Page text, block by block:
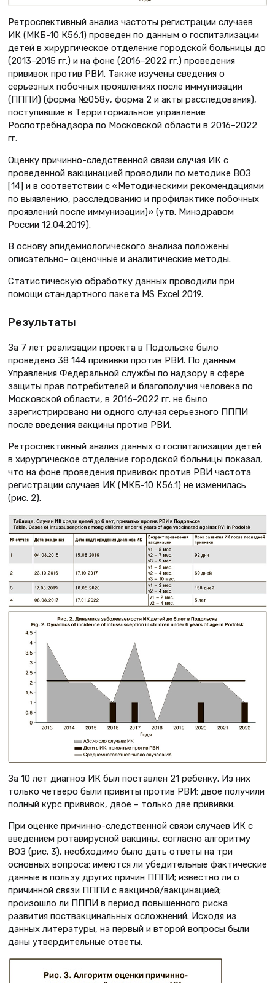
Ретроспективный анализ частоты регистрации случаев
ИК (МКБ-10 К56.1) проведен по данным о госпитализации
детей в хирургическое отделение городской больницы до
(2013–2015 гг.) и на фоне (2016–2022 гг.) проведения
прививок против РВИ. Также изучены сведения о
серьезных побочных проявлениях после иммунизации
(ПППИ) (форма №058у, форма 2 и акты расследования),
поступившие в Территориальное управление
Роспотребнадзора по Московской области в 2016–2022
гг.
Оценку причинно-следственной связи случая ИК с
проведенной вакцинацией проводили по методике ВОЗ
[14] и в соответствии с «Методическими рекомендациями
по выявлению, расследованию и профилактике побочных
проявлений после иммунизации)» (утв. Минздравом
России 12.04.2019).
В основу эпидемиологического анализа положены
описательно- оценочные и аналитические методы.
Статистическую обработку данных проводили при
помощи стандартного пакета MS Excel 2019.
Результаты
За 7 лет реализации проекта в Подольске было
проведено 38 144 прививки против РВИ. По данным
Управления Федеральной службы по надзору в сфере
защиты прав потребителей и благополучия человека по
Московской области, в 2016–2022 гг. не было
зарегистрировано ни одного случая серьезного ПППИ
после введения вакцины против РВИ.
Ретроспективный анализ данных о госпитализации детей
в хирургическое отделение городской больницы показал,
что на фоне проведения прививок против РВИ частота
регистрации случаев ИК (МКБ-10 К56.1) не изменилась
(рис. 2).
За 10 лет диагноз ИК был поставлен 21 ребенку. Из них
только четверо были привиты против РВИ: двое получили
полный курс прививок, двое – только две прививки.
При оценке причинно-следственной связи случаев ИК с
введением ротавирусной вакцины, согласно алгоритму
ВОЗ (рис. 3), необходимо было дать ответы на три
основных вопроса: имеются ли убедительные фактические
данные в пользу других причин ПППИ; известно ли о
причинной связи ПППИ с вакциной/вакцинацией;
произошло ли ПППИ в период повышенного риска
развития поствакцинальных осложнений. Исходя из
данных литературы, на первый и второй вопросы были
даны утвердительные ответы.